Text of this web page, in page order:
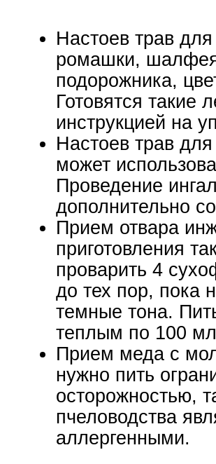
Настоев трав
ромашки,
подорожника,
Готовятся такие
инструкцией на
Настоев трав
может
Проведение
дополнительно
Прием отвара
приготовления
проварить 4
до тех пор, пока
темные тона.
теплым по 100
Прием меда с
нужно пить
осторожностью,
пчеловодства
аллергенными.